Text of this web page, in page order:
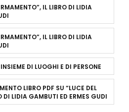
IL LIBRO DI LIDIA
IL LIBRO DI LIDIA
DI LUOGHI E DI PERSONE
LIBRO PDF SU “LUCE DEL
DI LIDIA GAMBUTI ED ERMES GUDI